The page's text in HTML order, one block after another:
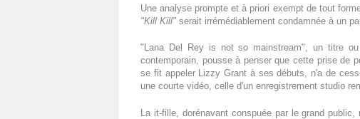
Une analyse prompte et à priori exempt de tout
"Kill Kill" serait irrémédiablement condamnée à un
"Lana Del Rey is not so mainstream", un titre
contemporain, pousse à penser que cette prise de
se fit appeler Lizzy Grant à ses débuts, n'a de
une courte vidéo, celle d'un enregistrement studio
La it-fille, dorénavant conspuée par le grand